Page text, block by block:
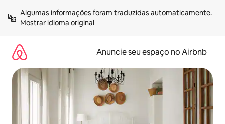
para
Mostrar idioma original
Anuncie seu espaço no Airbnb